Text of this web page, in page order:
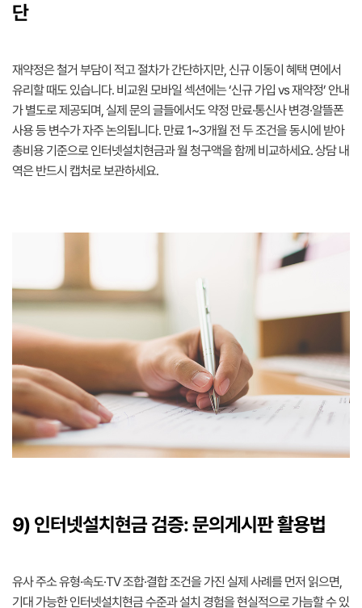
단
재약정은 철거 부담이 적고 절차가 간단하지만, 신규 이동이 혜택 면에서
유리할 때도 있습니다. 비교원 모바일 섹션에는 ‘신규 가입 vs 재약정’ 안내
가 별도로 제공되며, 실제 문의 글들에서도 약정 만료·통신사 변경·알뜰폰
사용 등 변수가 자주 논의됩니다. 만료 1~3개월 전 두 조건을 동시에 받아
총비용 기준으로 인터넷설치현금과 월 청구액을 함께 비교하세요. 상담 내
역은 반드시 캡처로 보관하세요.
9) 인터넷설치현금 검증: 문의게시판 활용법
유사 주소 유형·속도·TV 조합·결합 조건을 가진 실제 사례를 먼저 읽으면,
기대 가능한 인터넷설치현금 수준과 설치 경험을 현실적으로 가늠할 수 있